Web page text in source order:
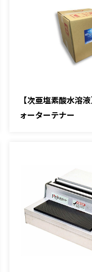
【次亜塩素酸水溶
ォーターテナー